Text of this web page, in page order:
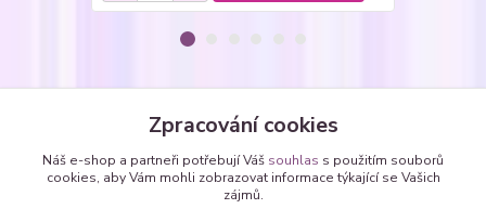
Zboží zařazeno v kategoriích
Soupravy šperků
Sety - vlepené SWAROVSKI krystaly
Zpracování cookies
Náš e-shop a partneři potřebují Váš souhlas s použitím souborů
cookies, aby Vám mohli zobrazovat informace týkající se Vašich
zájmů.